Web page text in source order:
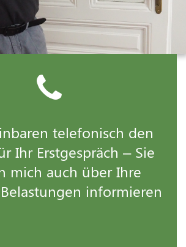
telefonisch den
Ihr Erstgespräch – Sie
mich auch über Ihre
informieren